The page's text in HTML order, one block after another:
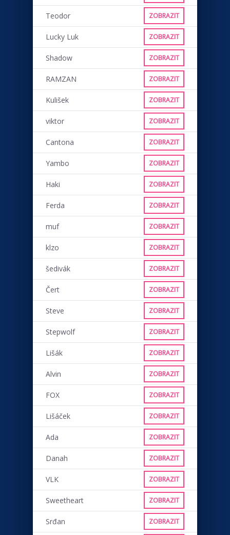
Teodor ZOBRAZIT
Lucky Luk ZOBRAZIT
Shadow ZOBRAZIT
RAMZAN ZOBRAZIT
Kulišek ZOBRAZIT
viktor ZOBRAZIT
Cantona ZOBRAZIT
Yambo ZOBRAZIT
Haki ZOBRAZIT
Ferda ZOBRAZIT
muf ZOBRAZIT
klzo ZOBRAZIT
šedivák ZOBRAZIT
Čert ZOBRAZIT
Steve ZOBRAZIT
Stepwolf ZOBRAZIT
Lišák ZOBRAZIT
Alvin ZOBRAZIT
FOX ZOBRAZIT
Lišáček ZOBRAZIT
Ada ZOBRAZIT
Danah ZOBRAZIT
VLK ZOBRAZIT
Sweetheart ZOBRAZIT
Srđan ZOBRAZIT